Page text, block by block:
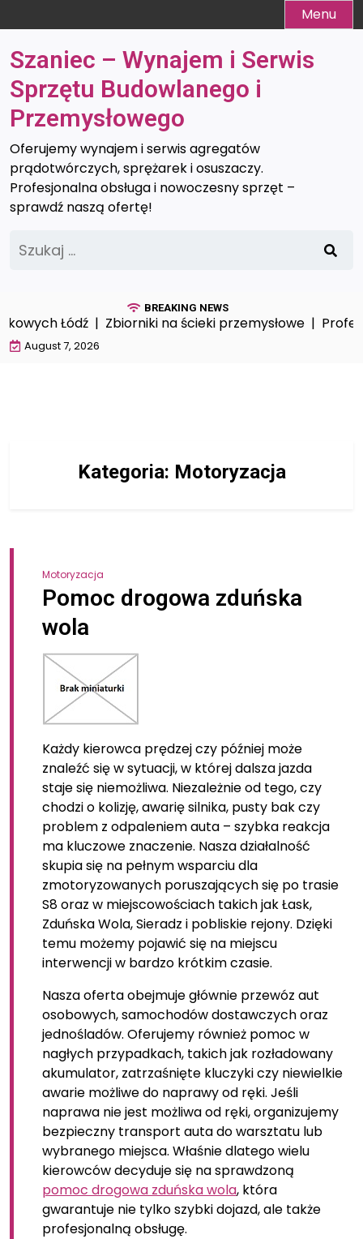
to
content
Menu
Szaniec – Wynajem i Serwis
Sprzętu Budowlanego i
Przemysłowego
Oferujemy wynajem i serwis agregatów
prądotwórczych, sprężarek i osuszaczy.
Profesjonalna obsługa i nowoczesny sprzęt –
sprawdź naszą ofertę!
BREAKING NEWS
Łódź |Zbiorniki na ścieki przemysłowe |
August 7, 2026
Kategoria: Motoryzacja
Motoryzacja
Pomoc drogowa zduńska
wola
Każdy kierowca prędzej czy później może
znaleźć się w sytuacji, w której dalsza jazda
staje się niemożliwa. Niezależnie od tego, czy
chodzi o kolizję, awarię silnika, pusty bak czy
problem z odpaleniem auta – szybka reakcja
ma kluczowe znaczenie. Nasza działalność
skupia się na pełnym wsparciu dla
zmotoryzowanych poruszających się po trasie
S8 oraz w miejscowościach takich jak Łask,
Zduńska Wola, Sieradz i pobliskie rejony. Dzięki
temu możemy pojawić się na miejscu
interwencji w bardzo krótkim czasie.
Nasza oferta obejmuje głównie przewóz aut
osobowych, samochodów dostawczych oraz
jednośladów. Oferujemy również pomoc w
nagłych przypadkach, takich jak rozładowany
akumulator, zatrzaśnięte kluczyki czy niewielkie
awarie możliwe do naprawy od ręki. Jeśli
naprawa nie jest możliwa od ręki, organizujemy
bezpieczny transport auta do warsztatu lub
wybranego miejsca. Właśnie dlatego wielu
kierowców decyduje się na sprawdzoną
pomoc drogowa zduńska wola, która
gwarantuje nie tylko szybki dojazd, ale także
profesjonalną obsługę.